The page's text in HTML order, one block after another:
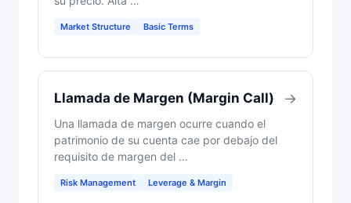
Market Structure Basic Terms
Llamada de Margen (Margin Call)
Una llamada de margen ocurre cuando el
patrimonio de su cuenta cae por debajo del
requisito de margen del …
Risk Management Leverage & Margin
→